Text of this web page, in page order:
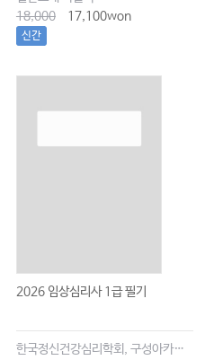
18,000
17,100won
신간
2026 임상심리사 1급 필기
한국정신건강심리학회, 구성아카데미 대표 저자 이은주, 임의진, 이창희, 이현승